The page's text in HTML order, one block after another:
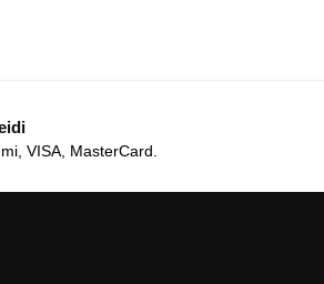
VISA, MasterCard.